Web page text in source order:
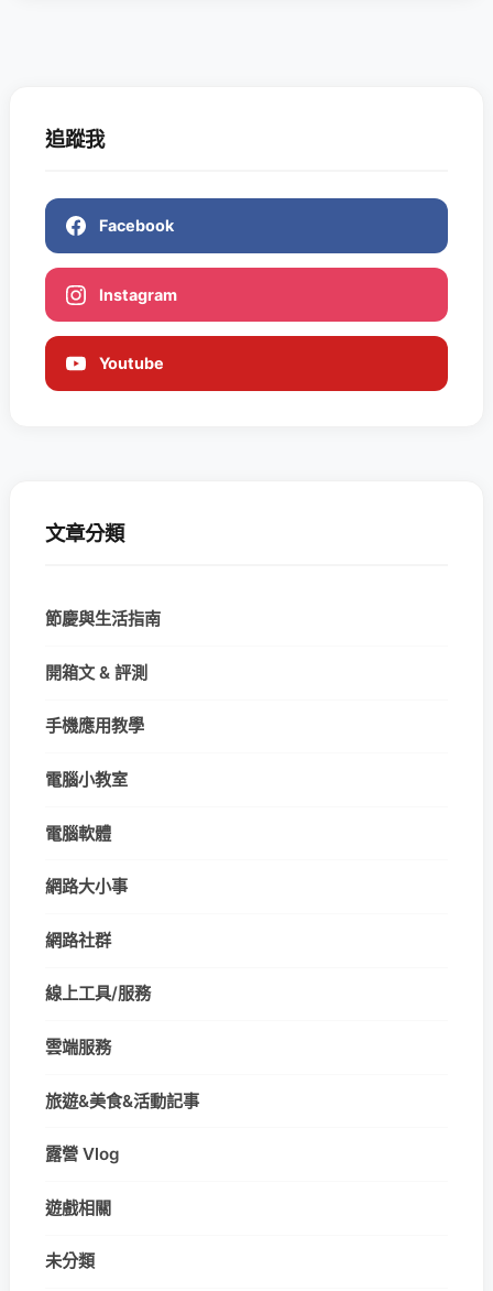
追蹤我
Facebook
Instagram
Youtube
文章分類
節慶與生活指南
開箱文 & 評測
手機應用教學
電腦小教室
電腦軟體
網路大小事
網路社群
線上工具/服務
雲端服務
旅遊&美食&活動記事
露營 Vlog
遊戲相關
未分類